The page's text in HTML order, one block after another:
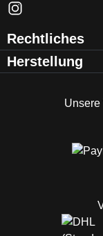
Schau auf
Rechtliches
Herstellung
Unsere